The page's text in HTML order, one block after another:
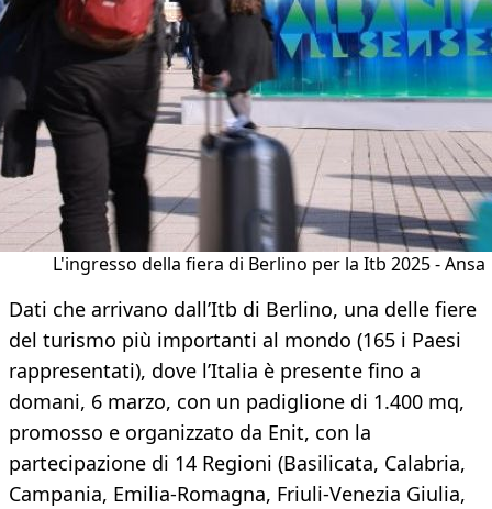
L'ingresso della fiera di Berlino per la Itb 2025 - Ansa
Dati che arrivano dall’Itb di Berlino, una delle fiere
del turismo più importanti al mondo (165 i Paesi
rappresentati), dove l’Italia è presente fino a
domani, 6 marzo, con un padiglione di 1.400 mq,
promosso e organizzato da Enit, con la
partecipazione di 14 Regioni (Basilicata, Calabria,
Campania, Emilia-Romagna, Friuli-Venezia Giulia,